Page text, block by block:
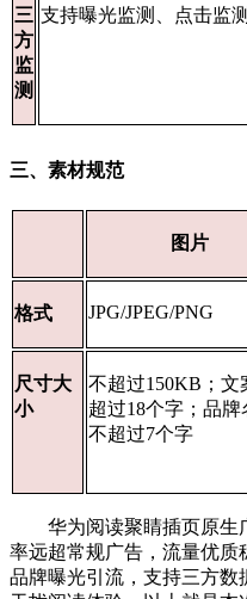
三
方
监
测
支持曝光监测、点击监测
三、素材规范
图片
格式 JPG/JPEG/PNG
尺寸大
小
不超过150KB；文
超过18个字；品牌
不超过7个字
华为阅读聚睛插页原生
率远超常规广告，流量优质
品牌曝光引流， 支持三方数